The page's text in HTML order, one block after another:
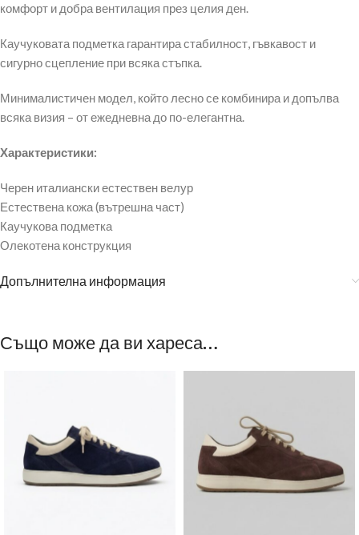
комфорт и добра вентилация през целия ден.
Каучуковата подметка гарантира стабилност, гъвкавост и
сигурно сцепление при всяка стъпка.
Минималистичен модел, който лесно се комбинира и допълва
всяка визия – от ежедневна до по-елегантна.
Характеристики:
Черен италиански естествен велур
Естествена кожа (вътрешна част)
Каучукова подметка
Олекотена конструкция
Допълнителна информация
Също може да ви хареса…